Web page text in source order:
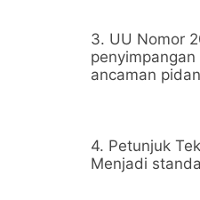
3. UU Nomor
ancaman
4. Petunjuk
Menjadi